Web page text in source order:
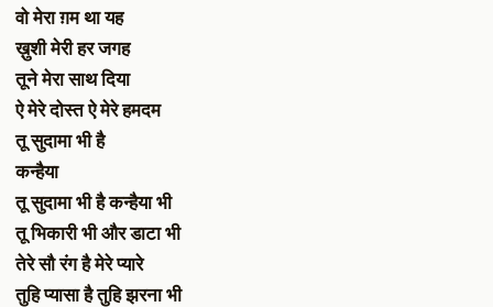
वो मेरा ग़म था यह
ख़ुशी मेरी हर जगह
तूने मेरा साथ दिया
ऐ मेरे दोस्त ऐ मेरे हमदम
तू सुदामा भी है
कन्हैया
तू सुदामा भी है कन्हैया भी
तू भिकारी भी और डाटा भी
तेरे सौ रंग है मेरे प्यारे
तुहि प्यासा है तुहि झरना भी